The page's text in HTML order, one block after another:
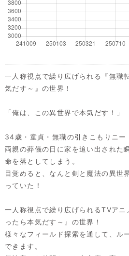
一人称視点で繰り広げられる『無職
気だす～』の世界！
「俺は、この異世界で本気だす！」
34歳・童貞・無職の引きこもりニー
両親の葬儀の日に家を追い出された
命を落としてしまう。
目覚めると、なんと剣と魔法の異世
っていた！
一人称視点で繰り広げられるTVア
ったら本気だす～』の世界！
様々なフィールド探索を通して、ル
できます。